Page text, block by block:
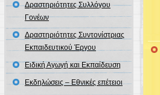
Δραστηριότητες Συλλόγου
Γονέων
Δραστηριότητες Συντονίστριας
Εκπαιδευτικού Έργου
Ειδική Αγωγή και Εκπαίδευση
Εκδηλώσεις – Εθνικές επέτειοι